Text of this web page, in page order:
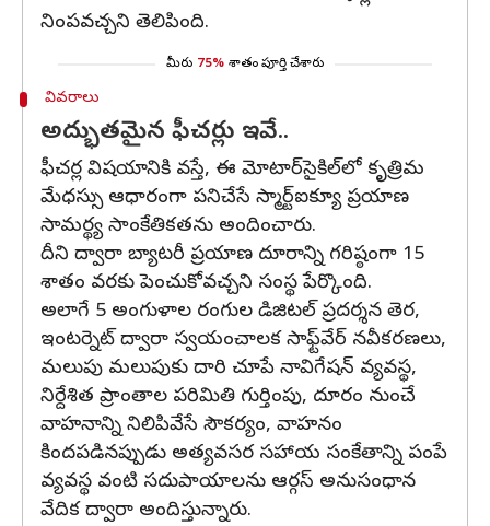
నింపవచ్చని తెలిపింది.
మీరు 75% శాతం పూర్తి చేశారు
వివరాలు
అద్భుతమైన ఫీచర్లు ఇవే..
ఫీచర్ల విషయానికి వస్తే, ఈ మోటార్‌సైకిల్‌లో కృత్రిమ
మేధస్సు ఆధారంగా పనిచేసే స్మార్ట్‌ఐక్యూ ప్రయాణ
సామర్థ్య సాంకేతికతను అందించారు.
దీని ద్వారా బ్యాటరీ ప్రయాణ దూరాన్ని గరిష్ఠంగా 15
శాతం వరకు పెంచుకోవచ్చని సంస్థ పేర్కొంది.
అలాగే 5 అంగుళాల రంగుల డిజిటల్ ప్రదర్శన తెర,
ఇంటర్నెట్ ద్వారా స్వయంచాలక సాఫ్ట్‌వేర్ నవీకరణలు,
మలుపు మలుపుకు దారి చూపే నావిగేషన్ వ్యవస్థ,
నిర్దేశిత ప్రాంతాల పరిమితి గుర్తింపు, దూరం నుంచే
వాహనాన్ని నిలిపివేసే సౌకర్యం, వాహనం
కిందపడినప్పుడు అత్యవసర సహాయ సంకేతాన్ని పంపే
వ్యవస్థ వంటి సదుపాయాలను ఆర్గస్ అనుసంధాన
వేదిక ద్వారా అందిస్తున్నారు.